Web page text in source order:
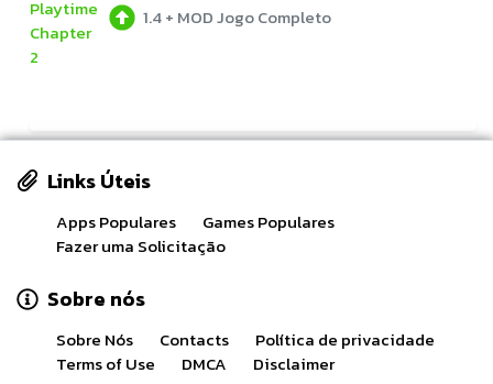
1.4+ MOD Jogo Completo
Links Úteis
Apps Populares
Games Populares
Fazer uma Solicitação
Sobre nós
Sobre Nós Contacts
Política de privacidade
Terms of Use
DMCA Disclaimer